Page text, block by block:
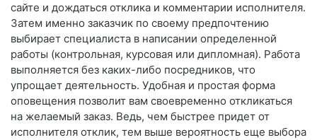
сайте и дождаться отклика и комментарии исполнителя.
Затем именно заказчик по своему предпочтению
выбирает специалиста в написании определенной
работы (контрольная, курсовая или дипломная). Работа
выполняется без каких-либо посредников, что
упрощает деятельность. Удобная и простая форма
оповещения позволит вам своевременно откликаться
на желаемый заказ. Ведь, чем быстрее придет от
исполнителя отклик, тем выше вероятность еще выбора